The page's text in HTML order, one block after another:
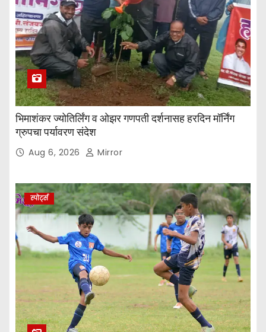
भिमाशंकर ज्योतिर्लिंग व ओझर गणपती दर्शनासह हरदिन मॉर्निंग
ग्रुपचा पर्यावरण संदेश
Aug 6, 2026 Mirror
स्पोर्ट्स